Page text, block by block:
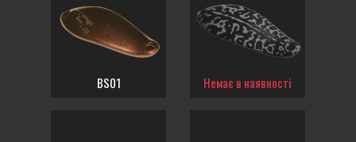
BS01 Немає в наявності